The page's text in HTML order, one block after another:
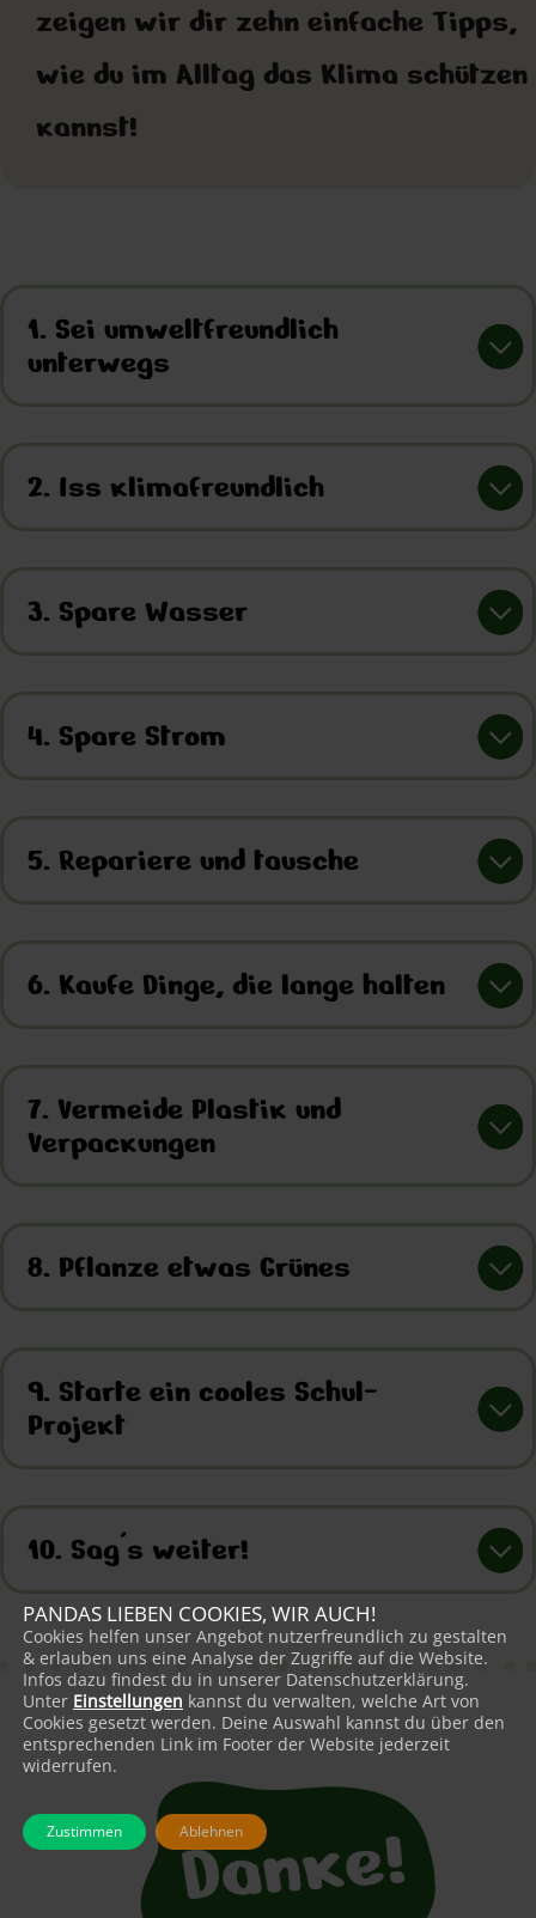
zeigen wir dir zehn einfache Tipps,
wie du im Alltag das Klima schützen
kannst!
1. Sei umweltfreundlich
unterwegs
2. Iss klimafreundlich
3. Spare Wasser
4. Spare Strom
5. Repariere und tausche
6. Kaufe Dinge, die lange halten
7. Vermeide Plastik und
Verpackungen
8. Pflanze etwas Grünes
9. Starte ein cooles Schul-
Projekt
10. Sag's weiter!
PANDAS LIEBEN COOKIES, WIR AUCH!
Cookies helfen unser Angebot nutzerfreundlich zu gestalten
& erlauben uns eine Analyse der Zugriffe auf die Website.
Infos dazu findest du in unserer Datenschutzerklärung.
Unter Einstellungen kannst du verwalten, welche Art von
Cookies gesetzt werden. Deine Auswahl kannst du über den
entsprechenden Link im Footer der Website jederzeit
widerrufen.
Zustimmen Ablehnen